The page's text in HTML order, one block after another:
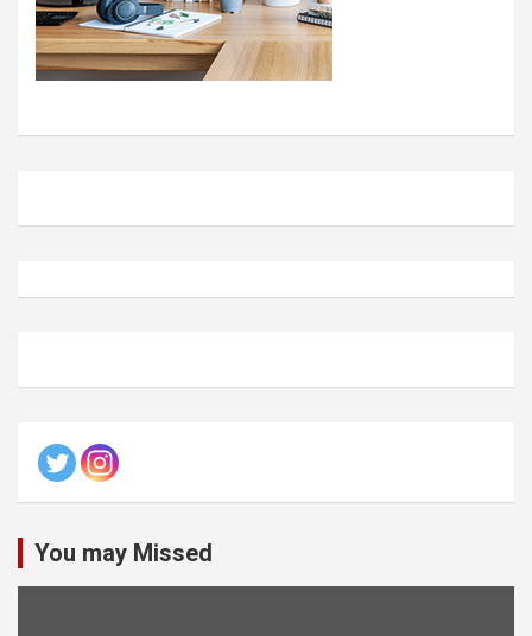
You may Missed